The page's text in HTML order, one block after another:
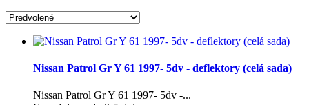
Nissan Patrol Gr Y 61 1997- 5dv - deflektory (celá sada)
Nissan Patrol Gr Y 61 1997- 5dv -...